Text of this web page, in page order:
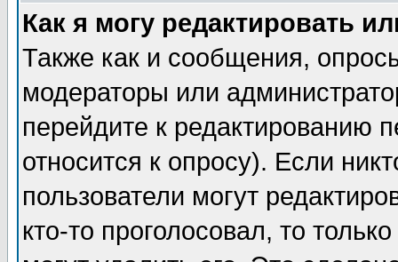
Как я могу редактировать
Также как и сообщения,
модераторы или
перейдите к редактированию
относится к опросу). Если
пользователи могут
кто-то проголосовал, то